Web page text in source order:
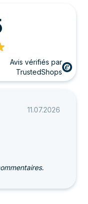
Avis vérifiés par
TrustedShops
11.07.2026